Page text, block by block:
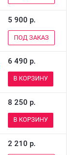
5 900 р.
ПОД ЗАКАЗ
6 490 р.
В КОРЗИНУ
8 250 р.
В КОРЗИНУ
2 210 р.